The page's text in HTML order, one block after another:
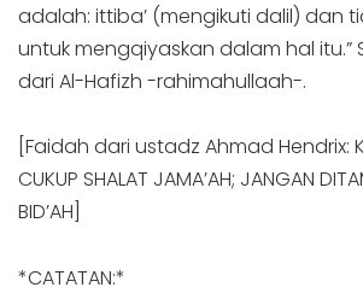
adalah: ittiba’ (mengikuti dalil) dan
untuk mengqiyaskan dalam hal itu.”
dari Al-Hafizh -rahimahullaah-.
[Faidah dari ustadz Ahmad Hendrix:
CUKUP SHALAT JAMA’AH; JANGAN
BID’AH]
*CATATAN:*